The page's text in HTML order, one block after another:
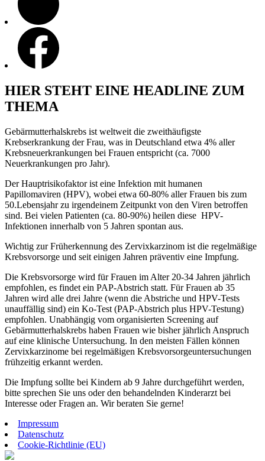
facebook
HIER STEHT EINE HEADLINE ZUM
THEMA
Gebärmutterhalskrebs ist weltweit die zweithäufigste
Krebserkrankung der Frau, was in Deutschland etwa 4% aller
Krebsneuerkrankungen bei Frauen entspricht (ca. 7000
Neuerkrankungen pro Jahr).
Der Hauptrisikofaktor ist eine Infektion mit humanen
Papillomaviren (HPV), wobei etwa 60-80% aller Frauen bis zum
50.Lebensjahr zu irgendeinem Zeitpunkt von den Viren betroffen
sind. Bei vielen Patienten (ca. 80-90%) heilen diese HPV-
Infektionen innerhalb von 5 Jahren spontan aus.
Wichtig zur Früherkennung des Zervixkarzinom ist die regelmäßige
Krebsvorsorge und seit einigen Jahren präventiv eine Impfung.
Die Krebsvorsorge wird für Frauen im Alter 20-34 Jahren jährlich
empfohlen, es findet ein PAP-Abstrich statt. Für Frauen ab 35
Jahren wird alle drei Jahre (wenn die Abstriche und HPV-Tests
unauffällig sind) ein Ko-Test (PAP-Abstrich plus HPV-Testung)
empfohlen. Unabhängig vom organisierten Screening auf
Gebärmutterhalskrebs haben Frauen wie bisher jährlich Anspruch
auf eine klinische Untersuchung. In den meisten Fällen können
Zervixkarzinome bei regelmäßigen Krebsvorsorgeuntersuchungen
frühzeitig erkannt werden.
Die Impfung sollte bei Kindern ab 9 Jahre durchgeführt werden,
bitte sprechen Sie uns oder den behandelnden Kinderarzt bei
Interesse oder Fragen an. Wir beraten Sie gerne!
Impressum
Datenschutz
Cookie-Richtlinie (EU)